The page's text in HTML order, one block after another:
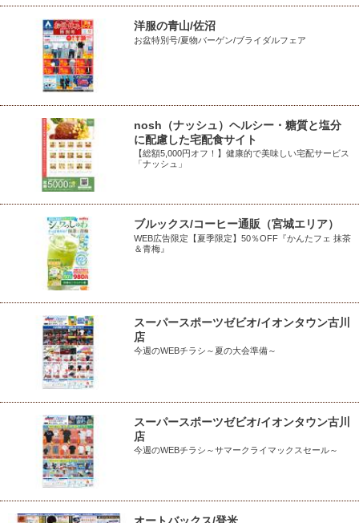
洋服の青山/佐沼
お盆特別号/夏物バーゲン/ブライダルフェア
nosh（ナッシュ）ヘルシー・糖質と塩分
に配慮した宅配食サイト
【総額5,000円オフ！】健康的で美味しい宅配サービス
「ナッシュ」
ブルックス/コーヒー通販（宮城エリア）
WEB広告限定【夏季限定】50％OFF『かんたフェ 抹茶
＆青梅』
スーパースポーツゼビオ/イオンタウン古川
店
今週のWEBチラシ～夏の大会準備～
スーパースポーツゼビオ/イオンタウン古川
店
今週のWEBチラシ～サマークライマックスセール～